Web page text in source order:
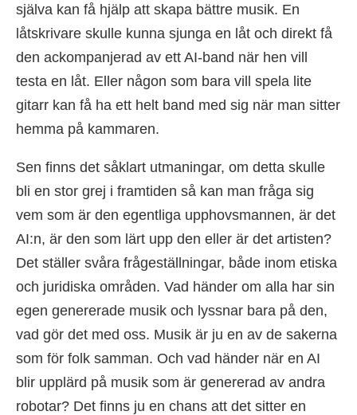
själva kan få hjälp att skapa bättre musik. En
låtskrivare skulle kunna sjunga en låt och direkt få
den ackompanjerad av ett AI-band när hen vill
testa en låt. Eller någon som bara vill spela lite
gitarr kan få ha ett helt band med sig när man sitter
hemma på kammaren.
Sen finns det såklart utmaningar, om detta skulle
bli en stor grej i framtiden så kan man fråga sig
vem som är den egentliga upphovsmannen, är det
AI:n, är den som lärt upp den eller är det artisten?
Det ställer svåra frågeställningar, både inom etiska
och juridiska områden. Vad händer om alla har sin
egen genererade musik och lyssnar bara på den,
vad gör det med oss. Musik är ju en av de sakerna
som för folk samman. Och vad händer när en AI
blir upplärd på musik som är genererad av andra
robotar? Det finns ju en chans att det sitter en